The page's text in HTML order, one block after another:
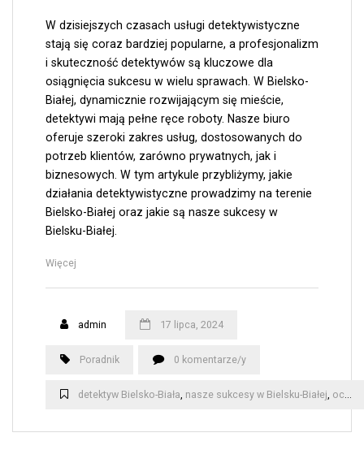
W dzisiejszych czasach usługi detektywistyczne
stają się coraz bardziej popularne, a profesjonalizm
i skuteczność detektywów są kluczowe dla
osiągnięcia sukcesu w wielu sprawach. W Bielsko-
Białej, dynamicznie rozwijającym się mieście,
detektywi mają pełne ręce roboty. Nasze biuro
oferuje szeroki zakres usług, dostosowanych do
potrzeb klientów, zarówno prywatnych, jak i
biznesowych. W tym artykule przybliżymy, jakie
działania detektywistyczne prowadzimy na terenie
Bielsko-Białej oraz jakie są nasze sukcesy w
Bielsku-Białej.
Więcej
Białą
działania
na
Bielsko-
admin 17 lipca, 2024
Poradnik 0 komentarze/y
detektyw Bielsko-Biała nasze sukcesy w Bielsku-Białej ochrona interesów biznesowych